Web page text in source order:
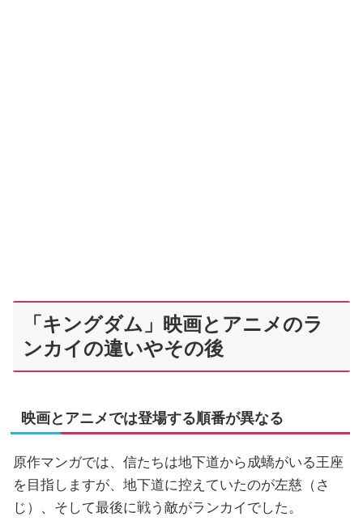
「キングダム」映画とアニメのラ
ンカイの違いやその後
映画とアニメでは登場する順番が異なる
原作マンガでは、信たちは地下道から成蟜がいる王座
を目指しますが、地下道に控えていたのが左慈（さ
じ）、そして最後に戦う敵がランカイでした。